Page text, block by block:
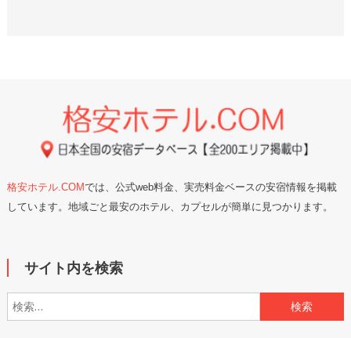
格安ホテル.COMでは、公式web料金、実売料金ベースの安宿情報を掲載
しています。地域ごと最安のホテル、カプセルが簡単に見つかります。
サイト内を検索